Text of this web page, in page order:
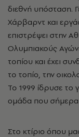
διεθνή υπόσταση.
Χάρβαρντ και
επιστρέψει στην
Ολυμπιακούς
τοπίου και έχει
το τοπίο, την
Το 1999 ίδρυσε το
ομάδα που σήμερα
Στο κτίριο όπου